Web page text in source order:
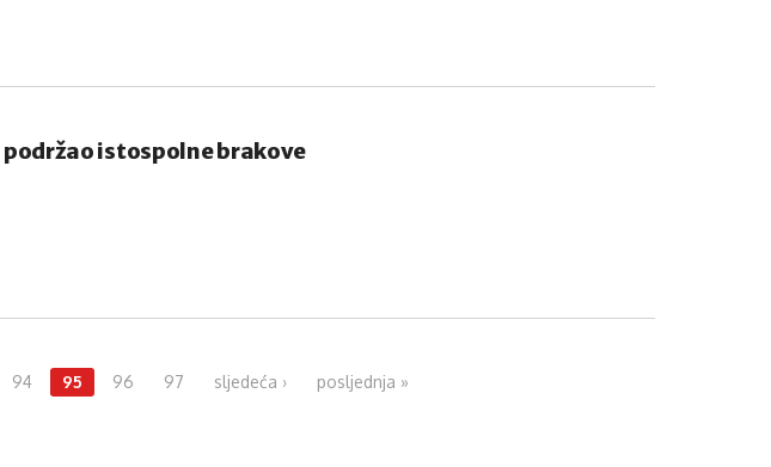
istospolne brakove
94 95 96 97 sljedeća › posljednja »